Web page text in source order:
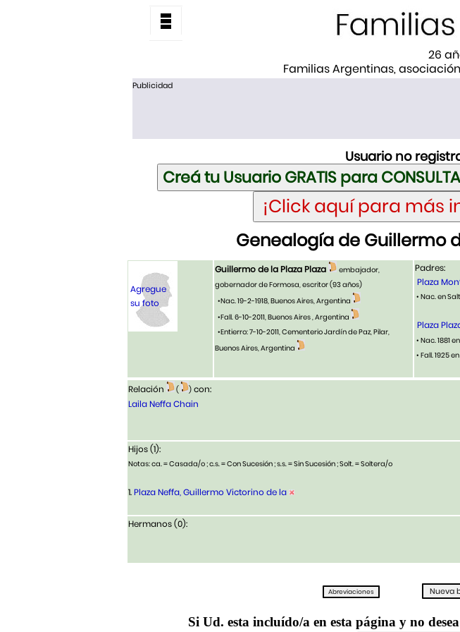
26
Familias Argentinas,
Publicidad
Usuario no
Genealogía de Guillermo
Agregue
su foto
Guillermo de la Plaza Plaza
embajador,
gobernador de Formosa, escritor(93 años)
•Nac. 19-2-1918, Buenos Aires, Argentina
•Fall. 6-10-2011, Buenos Aires , Argentina
•Entierro: 7-10-2011, Cementerio Jardín de Paz, Pilar,
Buenos Aires, Argentina
Padres:
Plaza
• Nac. en
Plaza
• Nac. 1881
• Fall. 1925
Relación ( ) con:
Laila Neffa Chain
Hijos (1):
Notas: ca. = Casada/o ; c.s. = Con Sucesión ; s.s. = Sin Sucesión ; Solt. = Soltera/o
1.Plaza Neffa, Guillermo Victorino de la
Hermanos (0):
Si Ud. esta incluído/a en esta página y no